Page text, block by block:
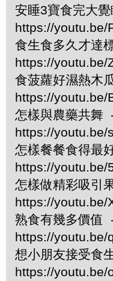
安睡3寶食完大
https://youtu.be/
食生食多久才達
https://youtu.be/
食菠蘿好濕熱木
https://youtu.be/
怎樣與農藥共舞
https://youtu.be/
怎樣餐餐食得最
https://youtu.be/
怎樣做精彩吸引
https://youtu.be/
熟食有幾多價值
https://youtu.be/
想小朋友接受食
https://youtu.be/